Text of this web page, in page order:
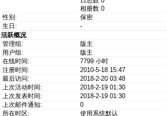
相册数 0
性别:
保密
生日:
-
活跃概况
管理组:
版主
用户组:
版主
在线时间:
7799 小时
注册时间:
2010-5-18 15:47
最后访问:
2018-2-20 03:48
上次活动时间:
2018-2-19 01:30
上次发表时间:
2018-2-19 01:30
上次邮件通知:
0
所在时区:
使用系统默认